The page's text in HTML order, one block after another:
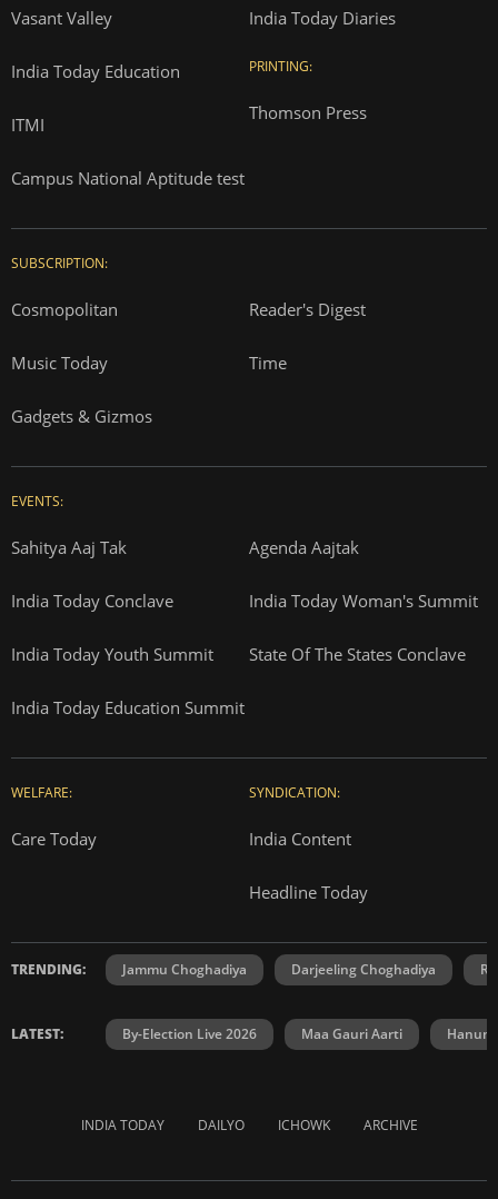
Vasant Valley
India Today Education
ITMI
Campus National Aptitude test
India Today Diaries
PRINTING:
Thomson Press
SUBSCRIPTION:
Cosmopolitan Reader's Digest
Music Today Time
Gadgets & Gizmos
EVENTS:
Sahitya Aaj Tak Agenda Aajtak
India Today Conclave India Today Woman's Summit
India Today Youth Summit State Of The States Conclave
India Today Education Summit
WELFARE:
Care Today
SYNDICATION:
India Content
Headline Today
TRENDING: Jammu Choghadiya Darjeeling Choghadiya
LATEST: By-Election Live 2026 Maa Gauri Aarti
INDIA TODAY DAILYO ICHOWK ARCHIVE